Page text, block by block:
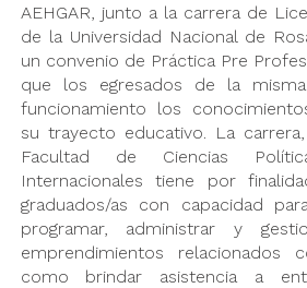
AEHGAR, junto a la carrera de
de la Universidad Nacional de
un convenio de Práctica Pre
que los egresados de la
funcionamiento los
su trayecto educativo. La
Facultad de Ciencias
Internacionales tiene por
graduados/as con capacidad
programar, administrar y
emprendimientos relacionados
como brindar asistencia a